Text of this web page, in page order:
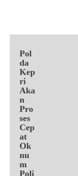
Pol
da
Kep
ri
Aka
n
Pro
ses
Cep
at
Ok
nu
m
Poli